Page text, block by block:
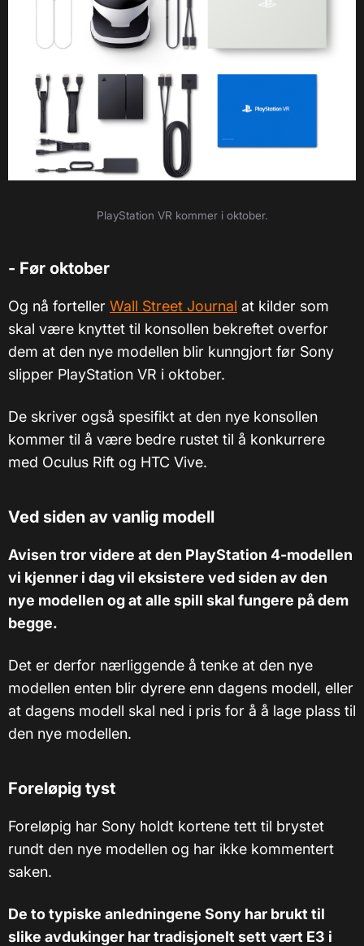
PlayStation VR kommer i oktober.
- Før oktober
Og nå forteller Wall Street Journal at kilder som
skal være knyttet til konsollen bekreftet overfor
dem at den nye modellen blir kunngjort før Sony
slipper PlayStation VR i oktober.
De skriver også spesifikt at den nye konsollen
kommer til å være bedre rustet til å konkurrere
med Oculus Rift og HTC Vive.
Ved siden av vanlig modell
Avisen tror videre at den PlayStation 4-modellen
vi kjenner i dag vil eksistere ved siden av den
nye modellen og at alle spill skal fungere på dem
begge.
Det er derfor nærliggende å tenke at den nye
modellen enten blir dyrere enn dagens modell, eller
at dagens modell skal ned i pris for å å lage plass til
den nye modellen.
Foreløpig tyst
Foreløpig har Sony holdt kortene tett til brystet
rundt den nye modellen og har ikke kommentert
saken.
De to typiske anledningene Sony har brukt til
slike avdukinger har tradisjonelt sett vært E3 i